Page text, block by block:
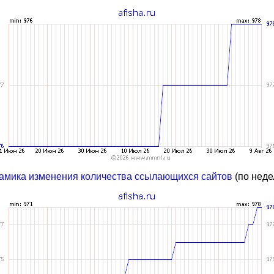
изменения количества ссылающихся сайтов (по